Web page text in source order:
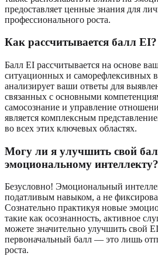
предоставляет ценные знания для
профессионального роста.
Как рассчитывается балл EI?
Балл EI рассчитывается на основе
ситуационных и саморефлексивных
анализирует ваши ответы для
связанных с основными
самосознание и управление
является комплексным
во всех этих ключевых областях.
Могу ли я улучшить свой
эмоциональному интеллекту?
Безусловно! Эмоциональный
податливым навыком, а не
Сознательно практикуя новые
такие как осознанность, активное
можете значительно улучшить свой
первоначальный балл — это лишь
роста.